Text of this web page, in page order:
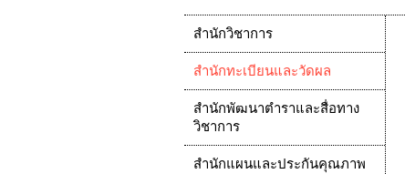
สำนักวิชาการ
สำนักทะเบียนและวัดผล
สำนักพัฒนาตำราและสื่อทาง
วิชาการ
สำนักแผนและประกันคุณภาพ